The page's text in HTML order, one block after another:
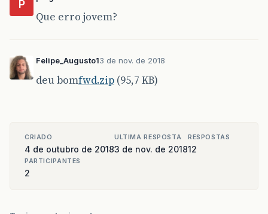
P
Que erro jovem?
Felipe_Augusto13 de nov. de 2018
deu bomfwd.zip (95,7 KB)
CRIADO
4 de outubro de 2018
ULTIMA RESPOSTA
3 de nov. de 2018
RESPOSTAS
12
PARTICIPANTES
2